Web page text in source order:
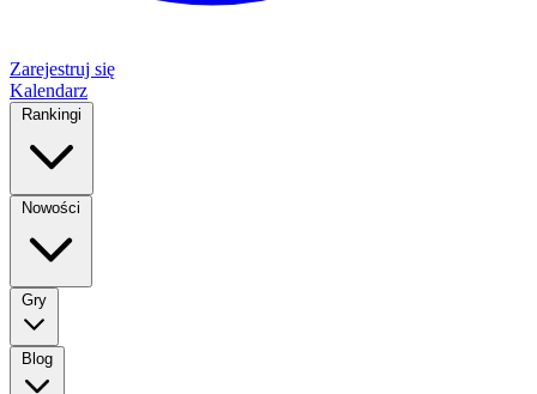
Zarejestruj się
Kalendarz
Rankingi
Nowości
Gry
Blog